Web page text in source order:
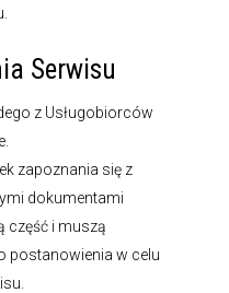
Serwisu
z Usługobiorców
zapoznania się z
dokumentami
część i muszą
postanowienia w celu